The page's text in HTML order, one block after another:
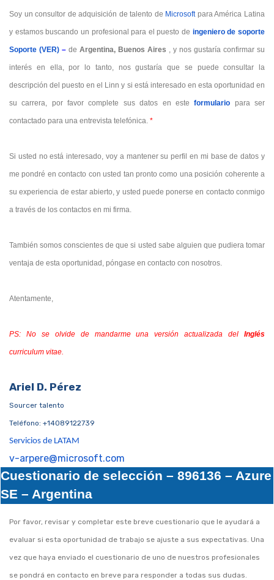
Soy un consultor de adquisición de talento de Microsoftpara América Latina
y estamos buscando un profesional para el puesto de ingeniero de soporte
Soporte (VER) – de Argentina, Buenos Aires , y nos gustaría confirmar su
interés en ella, por lo tanto, nos gustaría que se puede consultar la
descripción del puesto en el Linn y si está interesado en esta oportunidad en
su carrera, por favor complete sus datos en esteformulario para ser
contactado para una entrevista telefónica. *
Si usted no está interesado, voy a mantener su perfil en mi base de datos y
me pondré en contacto con usted tan pronto como una posición coherente a
su experiencia de estar abierto, y usted puede ponerse en contacto conmigo
a través de los contactos en mi firma.
También somos conscientes de que si usted sabe alguien que pudiera tomar
ventaja de esta oportunidad, póngase en contacto con nosotros.
Atentamente,
PS: No se olvide de mandarme una versión actualizada del Inglés
curriculum vitae.
Ariel D. Pérez
Sourcer talento
Teléfono: +14089122739
Servicios de LATAM
v-arpere@microsoft.com
Cuestionario de selección – 896136 – Azure
SE – Argentina
Por favor, revisar y completar este breve cuestionario que le ayudará a
evaluar si esta oportunidad de trabajo se ajuste a sus expectativas. Una
vez que haya enviado el cuestionario de uno de nuestros profesionales
se pondrá en contacto en breve para responder a todas sus dudas.